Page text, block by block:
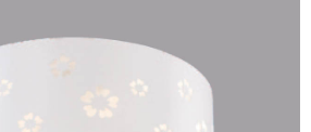
，請瀏覽以下網址：
徵得法定代理人或監護人之同意方可使用
經同意申辦者引起之損失，本公司不負相關責